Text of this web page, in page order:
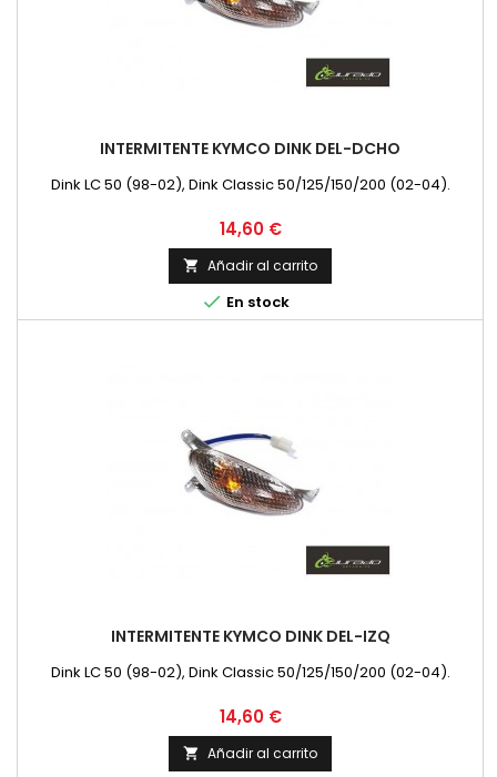
INTERMITENTE KYMCO DINK DEL-DCHO
Dink LC 50 (98-02), Dink Classic 50/125/150/200 (02-04).
Precio
14,60 €
 Añadir al carrito
 En stock
INTERMITENTE KYMCO DINK DEL-IZQ
Dink LC 50 (98-02), Dink Classic 50/125/150/200 (02-04).
Precio
14,60 €
 Añadir al carrito